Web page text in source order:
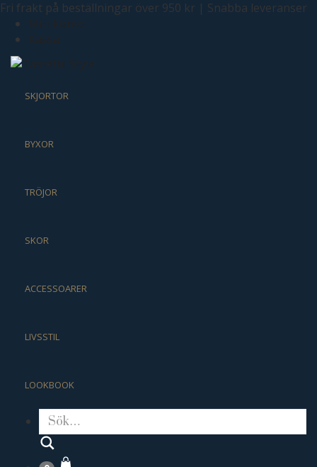
Fri frakt på beställningar över 950 kr | Snabba leveranser
SKJORTOR
BYXOR
TRÖJOR
SKOR
ACCESSOARER
LIVSSTIL
LOOKBOOK